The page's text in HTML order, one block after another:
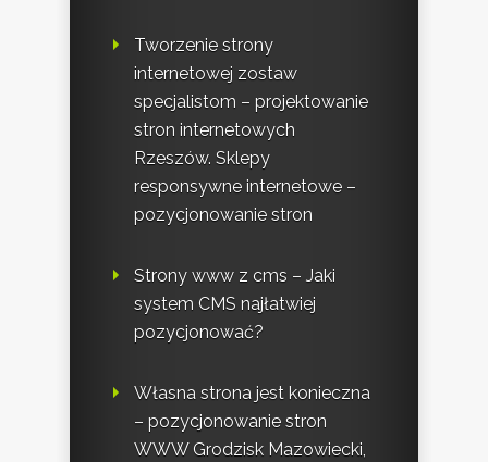
Tworzenie strony
internetowej zostaw
specjalistom – projektowanie
stron internetowych
Rzeszów. Sklepy
responsywne internetowe –
pozycjonowanie stron
Strony www z cms – Jaki
system CMS najłatwiej
pozycjonować?
Własna strona jest konieczna
– pozycjonowanie stron
WWW Grodzisk Mazowiecki,